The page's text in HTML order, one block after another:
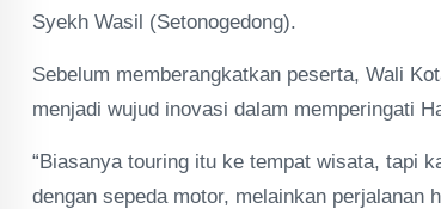
Syekh Wasil (Setonogedong).
Sebelum memberangkatkan peserta, Wali
menjadi wujud inovasi dalam memperingati
“Biasanya touring itu ke tempat wisata, tapi
dengan sepeda motor, melainkan perjalanan